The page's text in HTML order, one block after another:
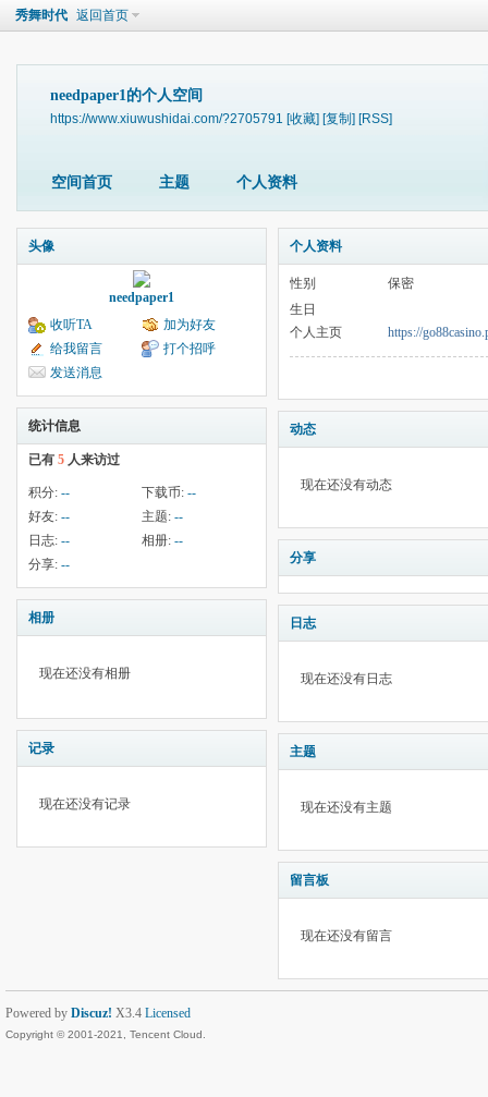
秀舞时代 返回首页
needpaper1的个人空间
https://www.xiuwushidai.com/?2705791 [收藏] [复制] [RSS]
空间首页 主题 个人资料
头像
needpaper1
收听TA
加为好友
给我留言
打个招呼
发送消息
统计信息
已有 5 人来访过
积分: -- 下载币: --
好友: -- 主题: --
日志: -- 相册: --
分享: --
相册
现在还没有相册
记录
现在还没有记录
个人资料
性别
保密
生日
个人主页
https://
动态
现在还没有动态
分享
日志
现在还没有日志
主题
现在还没有主题
留言板
现在还没有留言
Powered by Discuz! X3.4 Licensed
Copyright © 2001-2021, Tencent Cloud.